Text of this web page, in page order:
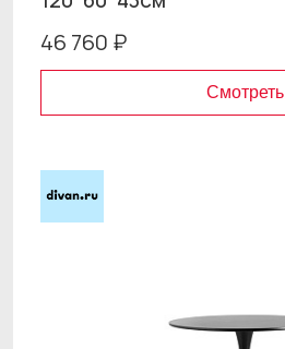
46 760 ₽
Смотреть